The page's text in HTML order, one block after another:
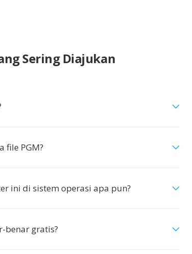
Sering Diajukan
file PGM?
ini di sistem operasi apa pun?
benar gratis?